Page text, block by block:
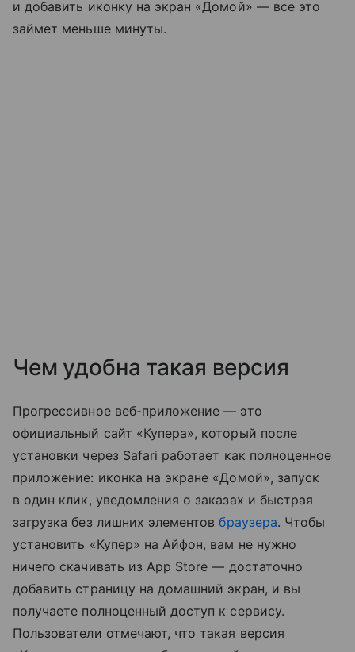
и добавить иконку на экран «Домой» — все это
займет меньше минуты.
Чем удобна такая версия
Прогрессивное веб-приложение — это
официальный сайт «Купера», который после
установки через Safari работает как полноценное
приложение: иконка на экране «Домой», запуск
в один клик, уведомления о заказах и быстрая
загрузка без лишних элементовбраузера. Чтобы
установить «Купер» на Айфон, вам не нужно
ничего скачивать из App Store — достаточно
добавить страницу на домашний экран, и вы
получаете полноценный доступ к сервису.
Пользователи отмечают, что такая версия